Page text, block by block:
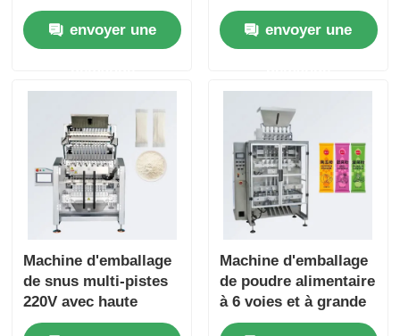
pour un emballage
multi-voies facile à
utiliser de granulés
monosodique, de
vitamines, de café et
de bonbons
envoyer une
pour café instantané
et poudre
d'assaisonnement
envoyer une
Machine d'emballage
de snus multi-pistes
220V avec haute
performance
Machine d'emballage
de poudre alimentaire
à 6 voies et à grande
vitesse, anti-